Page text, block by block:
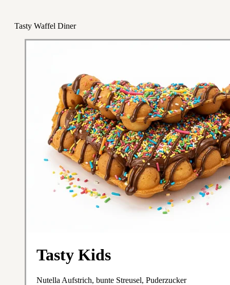
Tasty Waffel Diner
Tasty Kids
Nutella Aufstrich, bunte Streusel, Puderzucker